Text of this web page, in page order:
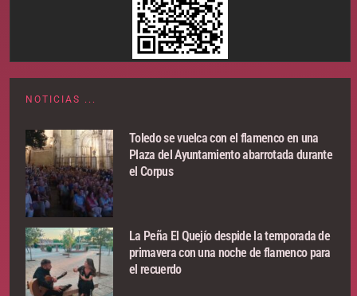
NOTICIAS ...
Toledo se vuelca con el flamenco en una
Plaza del Ayuntamiento abarrotada durante
el Corpus
La Peña El Quejío despide la temporada de
primavera con una noche de flamenco para
el recuerdo